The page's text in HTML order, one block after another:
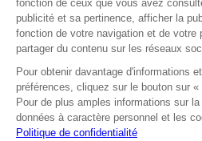
Tous droits réservés ©
Mentions légales
Cookies CGV